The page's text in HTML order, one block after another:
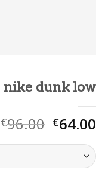
nike dunk low
€96.00 €64.00